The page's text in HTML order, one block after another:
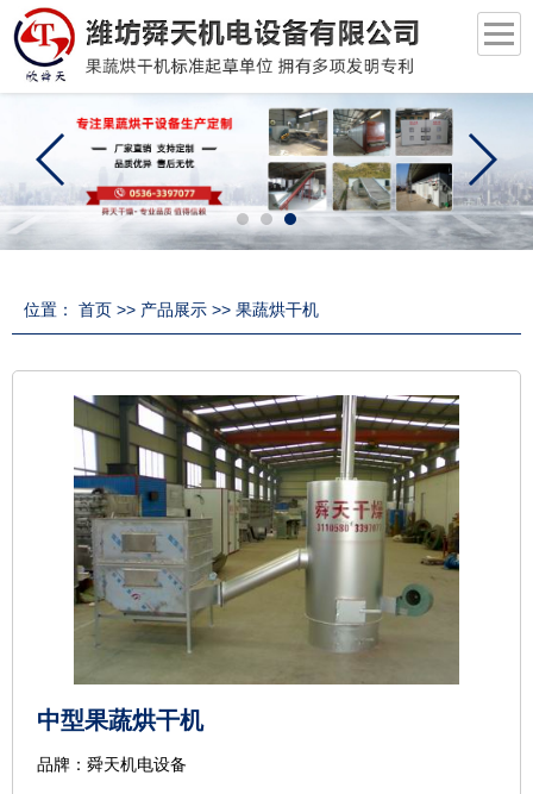
位置： 首页 >> 产品展示 >> 果蔬烘干机
中型果蔬烘干机
品牌：舜天机电设备